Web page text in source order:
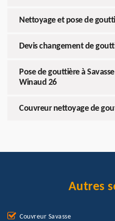
Nettoyage et pose de
Devis changement de
Pose de gouttière à
Winaud 26
Couvreur nettoyage de
Autres
Couvreur Savasse